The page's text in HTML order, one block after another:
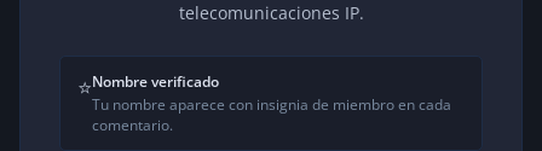
telecomunicaciones IP.
⭐Nombre verificado
Tu nombre aparece con insignia de miembro en cada
comentario.